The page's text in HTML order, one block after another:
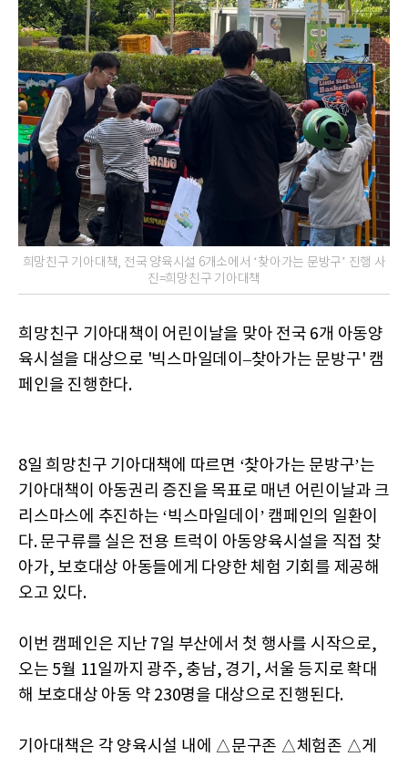
희망친구 기아대책, 전국 양육시설 6개소에서 ‘찾아가는 문방구’ 진행 사
진=희망친구 기아대책
희망친구 기아대책이 어린이날을 맞아 전국 6개 아동양
육시설을 대상으로 '빅스마일데이–찾아가는 문방구' 캠
페인을 진행한다.
8일 희망친구 기아대책에 따르면 ‘찾아가는 문방구’는
기아대책이 아동권리 증진을 목표로 매년 어린이날과 크
리스마스에 추진하는 ‘빅스마일데이’ 캠페인의 일환이
다. 문구류를 실은 전용 트럭이 아동양육시설을 직접 찾
아가, 보호대상 아동들에게 다양한 체험 기회를 제공해
오고 있다.
이번 캠페인은 지난 7일 부산에서 첫 행사를 시작으로,
오는 5월 11일까지 광주, 충남, 경기, 서울 등지로 확대
해 보호대상 아동 약 230명을 대상으로 진행된다.
기아대책은 각 양육시설 내에 △문구존 △체험존 △게